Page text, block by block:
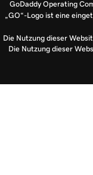
GoDaddy Operating
„GO“-Logo ist eine
Die Nutzung dieser
Die Nutzung dieser